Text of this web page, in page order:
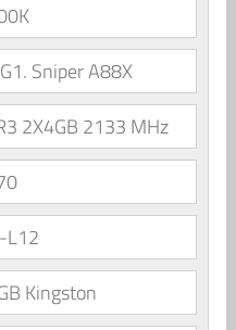
Sniper A88X
2X4GB 2133 MHz
L12
Kingston